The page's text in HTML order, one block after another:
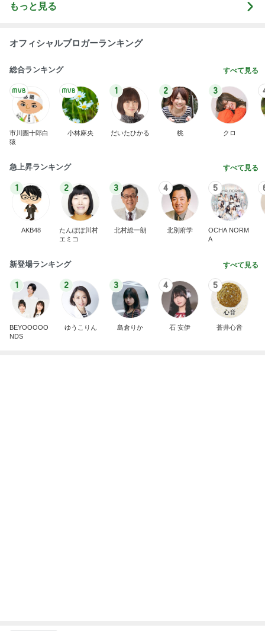
もっと見る
オフィシャルブロガーランキング
総合ランキング すべて見る
市川團十郎白
猿
小林麻央
1
だいたひかる
2
桃
3
クロ
急上昇ランキング すべて見る
1
AKB48
2
たんぽぽ川村
エミコ
3
北村総一朗
4
北別府学
5
OCHA NORM
A
新登場ランキング すべて見る
1
BEYOOOOO
NDS
2
ゆうこりん
3
島倉りか
4
石 安伊
5
蒼井心音